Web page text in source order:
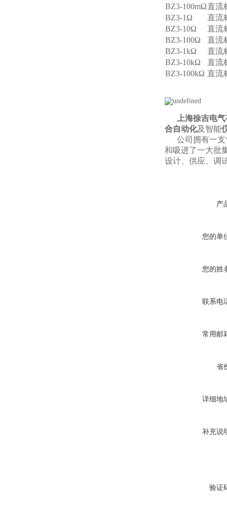
BZ3-100mΩ直流
BZ3-1Ω
直流
BZ3-10Ω
直流
BZ3-100Ω
直流
BZ3-1kΩ
直流
BZ3-10kΩ
直流
BZ3-100kΩ 直流
上海徐吉电气
合自动化及智能
公司拥有一支*
和吸进了一大批
设计、供应、调
产
您的单
您的姓
联系电
常用邮
省
详细地
补充说
验证